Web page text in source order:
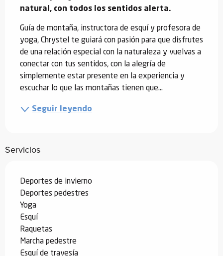
natural, con todos los sentidos alerta.
Guía de montaña, instructora de esquí y profesora de
yoga, Chrystel te guiará con pasión para que disfrutes
de una relación especial con la naturaleza y vuelvas a
conectar con tus sentidos, con la alegría de
simplemente estar presente en la experiencia y
escuchar lo que las montañas tienen que...
Seguir leyendo
Servicios
Deportes de invierno
Deportes pedestres
Yoga
Esquí
Raquetas
Marcha pedestre
Esquí de travesía